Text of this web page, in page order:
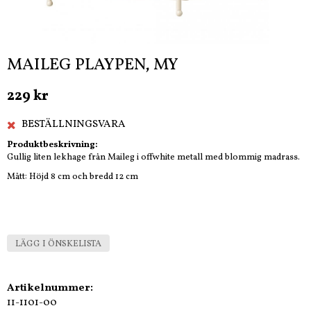
MAILEG PLAYPEN, MY
229 kr
BESTÄLLNINGSVARA
Produktbeskrivning:
Gullig liten lekhage från Maileg i offwhite metall med blommig madrass.
Mått: Höjd 8 cm och bredd 12 cm
LÄGG I ÖNSKELISTA
Artikelnummer:
11-1101-00